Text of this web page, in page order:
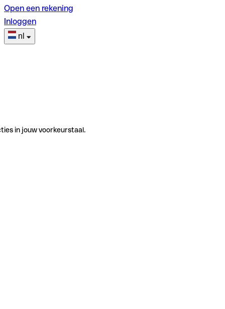
Open een rekening
Inloggen
nl
in jouw voorkeurstaal.